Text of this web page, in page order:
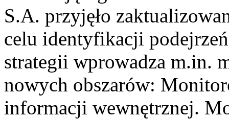
S.A. przyjęło
celu identyfikacji
strategii wprowadza m.in.
nowych obszarów:
informacji wewnętrznej.